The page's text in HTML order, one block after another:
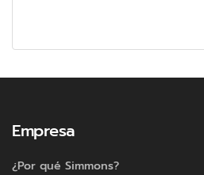
Empresa
¿Por qué Simmons?